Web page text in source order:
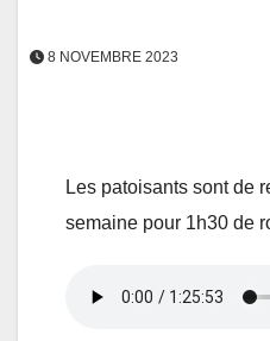
8 NOVEMBRE 2023
Les patoisants sont de
semaine pour 1h30 de